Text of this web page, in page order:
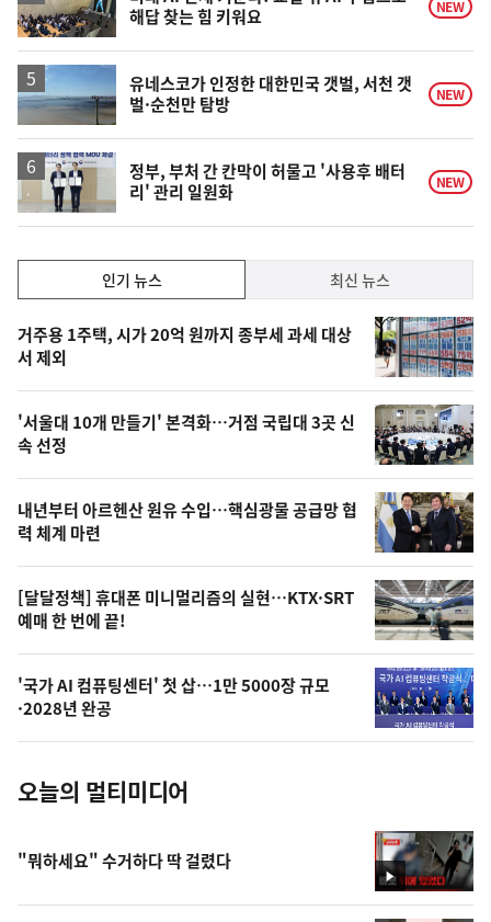
해답 찾는 힘 키워요
NEW
유네스코가 인정한 대한민국 갯벌, 서천 갯
벌·순천만 탐방
NEW
정부, 부처 간 칸막이 허물고 '사용후 배터
리' 관리 일원화
NEW
기,
최
신,
오
늘
의
영
상
오
늘
의
사
진
인기 뉴스 최신 뉴스
기
뉴
스
거주용 1주택, 시가 20억 원까지 종부세 과세 대상
서 제외
'서울대 10개 만들기' 본격화…거점 국립대 3곳 신
속 선정
내년부터 아르헨산 원유 수입…핵심광물 공급망 협
력 체계 마련
[달달정책] 휴대폰 미니멀리즘의 실현…KTX·SRT
예매 한 번에 끝!
'국가 AI 컴퓨팅센터' 첫 삽…1만 5000장 규모
·2028년 완공
오늘의 멀티미디어
영
상
"뭐하세요" 수거하다 딱 걸렸다